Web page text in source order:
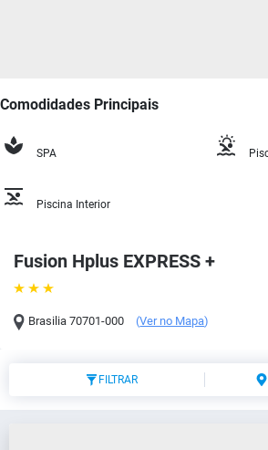
Fusion Hplus EXPRESS +
Brasilia 70701-000 (Ver no Mapa)
Comodidades Principais
SPA
Piscina Interior
FILTRAR